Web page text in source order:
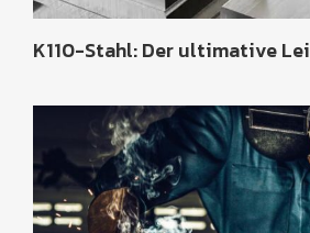
K110-Stahl: Der ultimative